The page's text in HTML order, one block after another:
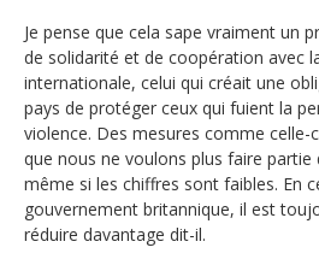
Je pense que cela sape vraiment un
de solidarité et de coopération avec
internationale, celui qui créait une
pays de protéger ceux qui fuient la
violence. Des mesures comme celle-
que nous ne voulons plus faire partie
même si les chiffres sont faibles. En
gouvernement britannique, il est
réduire davantage dit-il.